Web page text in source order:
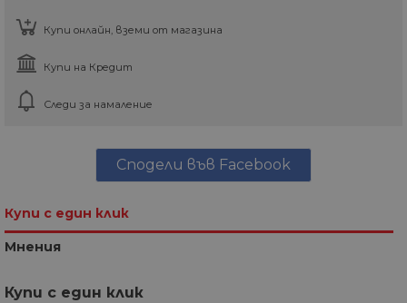
Купи онлайн, вземи от магазина
Купи на Кредит
Следи за намаление
Сподели във Facebook
Купи с един клик
Мнения
Купи с един клик